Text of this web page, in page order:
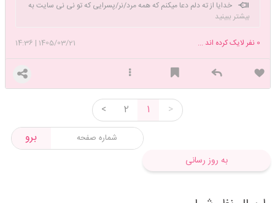
خدایا از ته دلم دعا میکنم که همه مرد/نر/پسرایی که تو نی نی سایت به
من درخواست میدن سریعاااا عقیم،نازا و کچل بشن!! حالا دیگه خوددانید!!
بیشتر ببینید
1405/03/21
|
14:36 0 نفر لایک کرده اند ...
>
1
2
<
برو
به روز رسانی